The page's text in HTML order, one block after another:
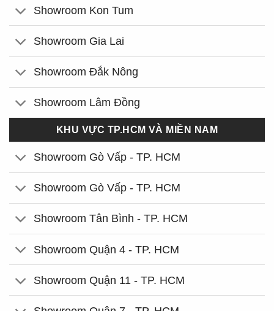
Showroom Kon Tum
Showroom Gia Lai
Showroom Đắk Nông
Showroom Lâm Đồng
KHU VỰC TP.HCM VÀ MIỀN NAM
Showroom Gò Vấp - TP. HCM
Showroom Gò Vấp - TP. HCM
Showroom Tân Bình - TP. HCM
Showroom Quận 4 - TP. HCM
Showroom Quận 11 - TP. HCM